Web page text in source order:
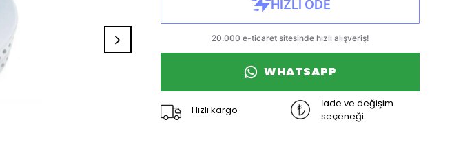
WHATSAPP
Hızlı kargo
İade ve değişim
seçeneği